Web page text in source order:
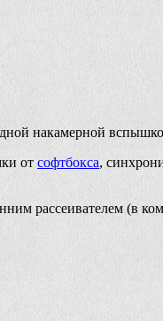
накамерной
от софтбокса,
рассеивателем (в